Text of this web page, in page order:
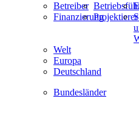
Betreiber
FinanzierungProjektierer
Welt
Europa
Deutschland
Bundesländer